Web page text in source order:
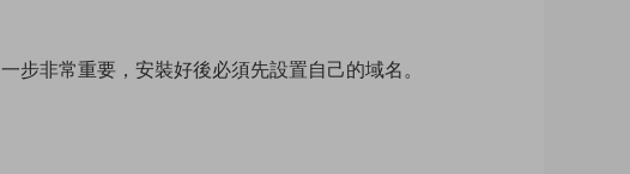
非常重要，安裝好後必須先設置自己的域名。